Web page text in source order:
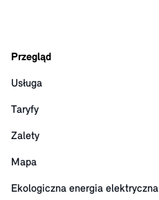
Przegląd
Usługa
Taryfy
Zalety
Mapa
Ekologiczna energia elektryczna